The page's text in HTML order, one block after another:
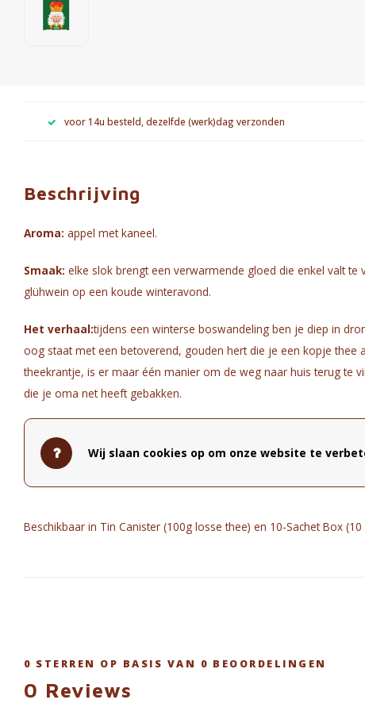
voor 14u besteld, dezelfde (werk)dag verzonden
Beschrijving
Aroma: appel met kaneel.
Smaak: elke slok brengt een verwarmende gloed die enkel valt te
glühwein op een koude winteravond.
Het verhaal:tijdens een winterse boswandeling ben je diep in
oog staat met een betoverend, gouden hert die je een kopje thee
theekrantje, is er maar één manier om de weg naar huis terug te
die je oma net heeft gebakken.
Samenstelling:
glucosestroop, volle melkpoeder), peer, aroma, citrusschil, kaneel,
Beschikbaar in Tin Canister (100g losse thee) en 10-Sachet Box (10
0 STERREN OP BASIS VAN 0 BEOORDELINGEN
0 Reviews
Wij slaan cookies op om onze website te